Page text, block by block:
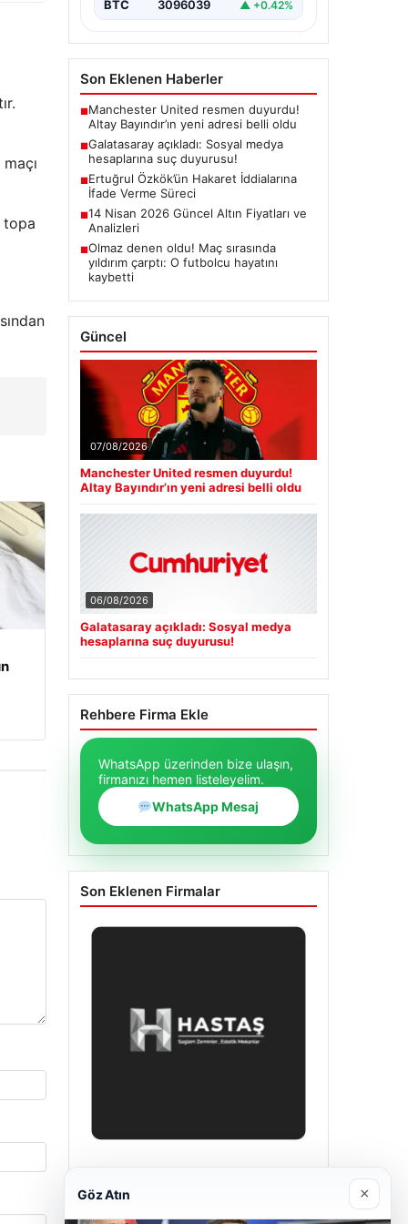
topa
BTC 3096039 ▲ +0.42%
Son Eklenen Haberler
■Manchester United resmen duyurdu!
Altay Bayındır’ın yeni adresi belli oldu
■Galatasaray açıkladı: Sosyal medya
hesaplarına suç duyurusu!
■Ertuğrul Özkök’ün Hakaret İddialarına
İfade Verme Süreci
■14 Nisan 2026 Güncel Altın Fiyatları ve
Analizleri
■Olmaz denen oldu! Maç sırasında
yıldırım çarptı: O futbolcu hayatını
kaybetti
Güncel
07/08/2026
Manchester United resmen duyurdu!
Altay Bayındır’ın yeni adresi belli oldu
06/08/2026
Galatasaray açıkladı: Sosyal medya
hesaplarına suç duyurusu!
Rehbere Firma Ekle
WhatsApp üzerinden bize ulaşın,
firmanızı hemen listeleyelim.
WhatsApp Mesaj
Son Eklenen Firmalar
28/04/2026
Göz Atın ×